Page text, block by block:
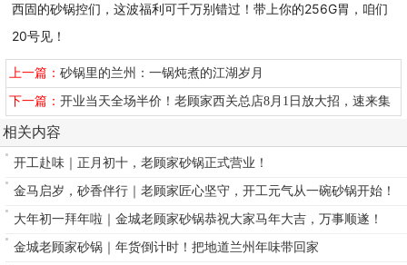
西固的砂锅控们，这波福利可千万别错过！带上你的256G胃，咱们
20号见！
上一篇：砂锅里的兰州：一锅炖煮的江湖岁月
下一篇：开业当天全场半价！老顾家西关总店8月1日放大招，速来集
合！
相关内容
开工赴味｜正月初十，老顾家砂锅正式营业！
金马启岁，砂香伴行｜老顾家匠心坚守，开工元气从一碗砂锅开始！
大年初一拜年啦｜金城老顾家砂锅恭祝大家马年大吉，万事顺遂！
金城老顾家砂锅｜年货倒计时！把地道兰州年味带回家